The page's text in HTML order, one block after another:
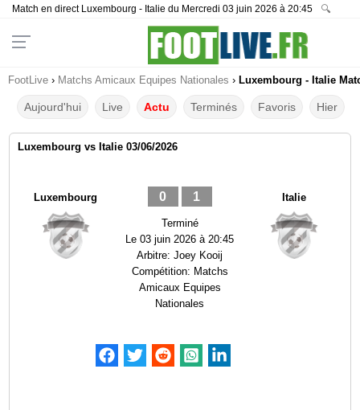
Match en direct Luxembourg - Italie du Mercredi 03 juin 2026 à 20:45 🔍
FootLive › Matchs Amicaux Equipes Nationales › Luxembourg - Italie
Aujourd'hui Live Actu Terminés Favoris Hier
Luxembourg vs Italie 03/06/2026
Luxembourg 0 1
Terminé
Le03 juin 2026 à 20:45
Arbitre:Joey Kooij
Compétition: Matchs
Amicaux Equipes
Nationales
Italie